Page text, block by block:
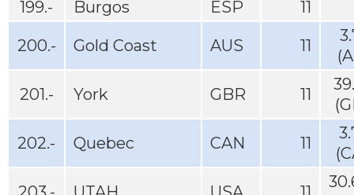
199.-
Burgos ESP 11
200.- Gold Coast AUS 11
201.- York GBR 11
202.- Quebec CAN 11